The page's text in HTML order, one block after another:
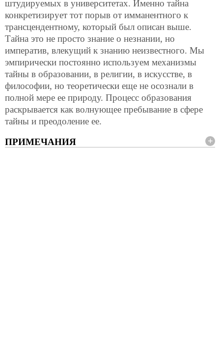
штудируемых в университетах. Именно тайна
конкретизирует тот порыв от имманентного к
трансцендентному, который был описан выше.
Тайна это не просто знание о незнании, но
императив, влекущий к знанию неизвестного. Мы
эмпирически постоянно используем механизмы
тайны в образовании, в религии, в искусстве, в
философии, но теоретически еще не осознали в
полной мере ее природу. Процесс образования
раскрывается как волнующее пребывание в сфере
тайны и преодоление ее.
ПРИМЕЧАНИЯ